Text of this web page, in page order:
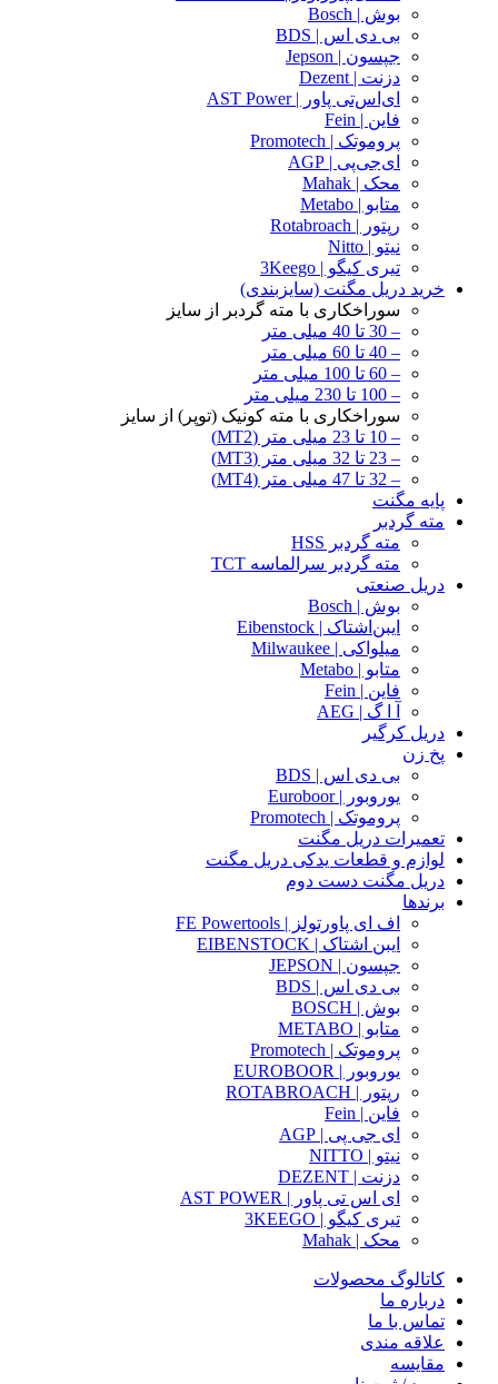
بوش | Bosch
بی دی اس | BDS
جپسون | Jepson
دزنت | Dezent
ای‌اس‌تی پاور | AST Power
فاین | Fein
پروموتک | Promotech
ای‌جی‌پی | AGP
محک | Mahak
متابو | Metabo
رپتور | Rotabroach
نیتو | Nitto
تیری کیگو | 3Keego
خرید دریل مگنت (سایزبندی)
سوراخکاری با مته گردبر از سایز
– 30 تا 40 میلی متر
– 40 تا 60 میلی متر
– 60 تا 100 میلی متر
– 100 تا 230 میلی متر
سوراخکاری با مته کونیک (توپر) از سایز
– 10 تا 23 میلی متر (MT2)
– 23 تا 32 میلی متر (MT3)
– 32 تا 47 میلی متر (MT4)
پایه مگنت
مته گردبر
مته گردبر HSS
مته گردبر سرالماسه TCT
دریل صنعتی
بوش | Bosch
ایبن‌اشتاک | Eibenstock
میلواکی | Milwaukee
متابو | Metabo
فاین | Fein
آ ا گ | AEG
دریل کرگیر
پخ زن
بی دی اس | BDS
یوروبور | Euroboor
پروموتک | Promotech
تعمیرات دریل مگنت
لوازم و قطعات یدکی دریل مگنت
دریل مگنت دست دوم
برندها
اف ای پاورتولز | FE Powertools
ایبن اشتاک | EIBENSTOCK
جپسون | JEPSON
بی دی اس | BDS
بوش | BOSCH
متابو | METABO
پروموتک | Promotech
یوروبور | EUROBOOR
رپتور | ROTABROACH
فاین | Fein
ای جی پی | AGP
نیتو | NITTO
دزنت | DEZENT
ای اس تی پاور | AST POWER
تیری کیگو | 3KEEGO
محک | Mahak
کاتالوگ محصولات
درباره ما
تماس با ما
علاقه مندی
مقایسه